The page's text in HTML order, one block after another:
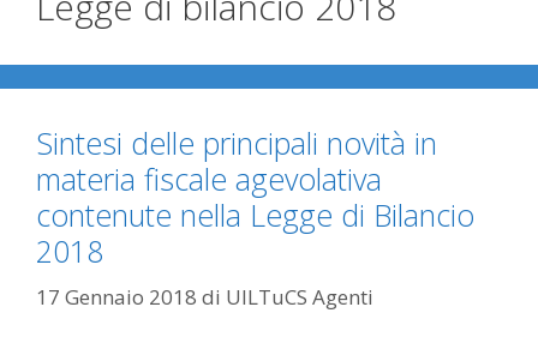
Sintesi delle principali novità in
materia fiscale agevolativa
contenute nella Legge di Bilancio
2018
17 Gennaio 2018 di UILTuCS Agenti